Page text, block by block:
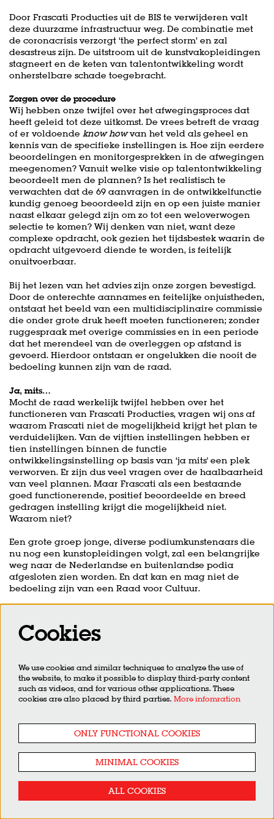
Door Frascati Producties uit de BIS te verwijderen valt
deze duurzame infrastructuur weg. De combinatie met
de coronacrisis verzorgt ‘the perfect storm’ en zal
desastreus zijn. De uitstroom uit de kunstvakopleidingen
stagneert en de keten van talentontwikkeling wordt
onherstelbare schade toegebracht.
Zorgen over de procedure
Wij hebben onze twijfel over het afwegingsproces dat
heeft geleid tot deze uitkomst. De vrees betreft de vraag
of er voldoende know howvan het veld als geheel en
kennis van de specifieke instellingen is. Hoe zijn eerdere
beoordelingen en monitorgesprekken in de afwegingen
meegenomen? Vanuit welke visie op talentontwikkeling
beoordeelt men de plannen? Is het realistisch te
verwachten dat de 69 aanvragen in de ontwikkelfunctie
kundig genoeg beoordeeld zijn en op een juiste manier
naast elkaar gelegd zijn om zo tot een weloverwogen
selectie te komen? Wij denken van niet, want deze
complexe opdracht, ook gezien het tijdsbestek waarin de
opdracht uitgevoerd diende te worden, is feitelijk
onuitvoerbaar.
Bij het lezen van het advies zijn onze zorgen bevestigd.
Door de onterechte aannames en feitelijke onjuistheden,
ontstaat het beeld van een multidisciplinaire commissie
die onder grote druk heeft moeten functioneren; zonder
ruggespraak met overige commissies en in een periode
dat het merendeel van de overleggen op afstand is
gevoerd. Hierdoor ontstaan er ongelukken die nooit de
bedoeling kunnen zijn van de raad.
Ja, mits…
Mocht de raad werkelijk twijfel hebben over het
functioneren van Frascati Producties, vragen wij ons af
waarom Frascati niet de mogelijkheid krijgt het plan te
verduidelijken. Van de vijftien instellingen hebben er
tien instellingen binnen de functie
ontwikkelingsinstelling op basis van ‘ja mits' een plek
verworven. Er zijn dus veel vragen over de haalbaarheid
van veel plannen. Maar Frascati als een bestaande
goed functionerende, positief beoordeelde en breed
gedragen instelling krijgt die mogelijkheid niet.
Waarom niet?
Een grote groep jonge, diverse podiumkunstenaars die
nu nog een kunstopleidingen volgt, zal een belangrijke
weg naar de Nederlandse en buitenlandse podia
afgesloten zien worden. En dat kan en mag niet de
bedoeling zijn van een Raad voor Cultuur.
Cookies
We use cookies and similar techniques to analyze the use of
the website, to make it possible to display third-party content
such as videos, and for various other applications. These
cookies are also placed by third parties. More infomration
ONLY FUNCTIONAL COOKIES
MINIMAL COOKIES
ALL COOKIES